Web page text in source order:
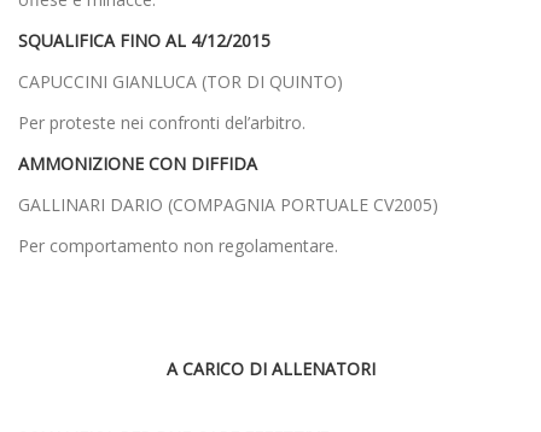
SQUALIFICA FINO AL 4/12/2015
CAPUCCINI GIANLUCA (TOR DI QUINTO)
Per proteste nei confronti del’arbitro.
AMMONIZIONE CON DIFFIDA
GALLINARI DARIO (COMPAGNIA PORTUALE CV2005)
Per comportamento non regolamentare.
A CARICO DI ALLENATORI